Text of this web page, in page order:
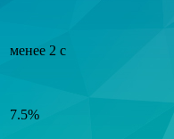
менее 2 с
7.5%